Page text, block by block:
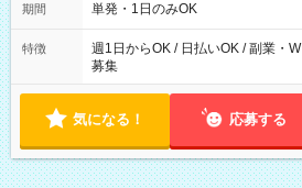
期間 単発・1日のみOK
特徴
週1日からOK / 日払いOK / 副業・
募集
気になる！ 応募する